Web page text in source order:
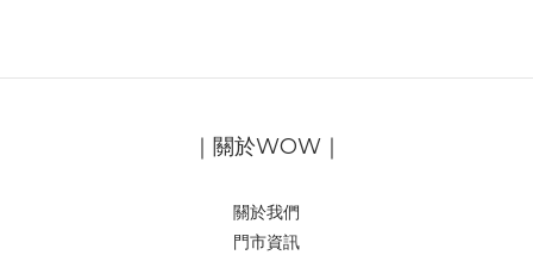
｜關於WOW｜
關於我們
門市資訊